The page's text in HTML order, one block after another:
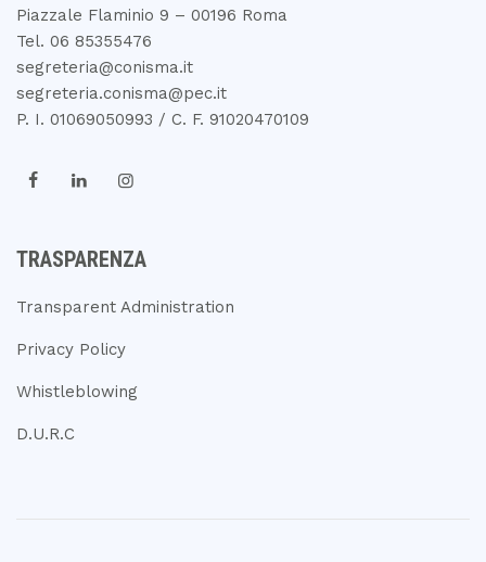
Piazzale Flaminio 9 – 00196 Roma
Tel. 06 85355476
segreteria@conisma.it
segreteria.conisma@pec.it
P. I. 01069050993 / C. F. 91020470109
TRASPARENZA
Transparent Administration
Privacy Policy
Whistleblowing
D.U.R.C